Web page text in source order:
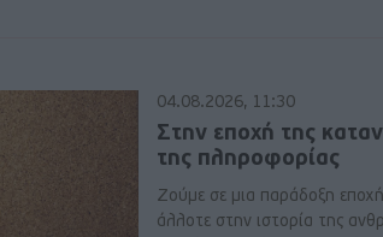
04.08.2026, 11:30
Στην εποχή της
της πληροφορίας
Ζούμε σε μια παράδοξη
άλλοτε στην ιστορία της